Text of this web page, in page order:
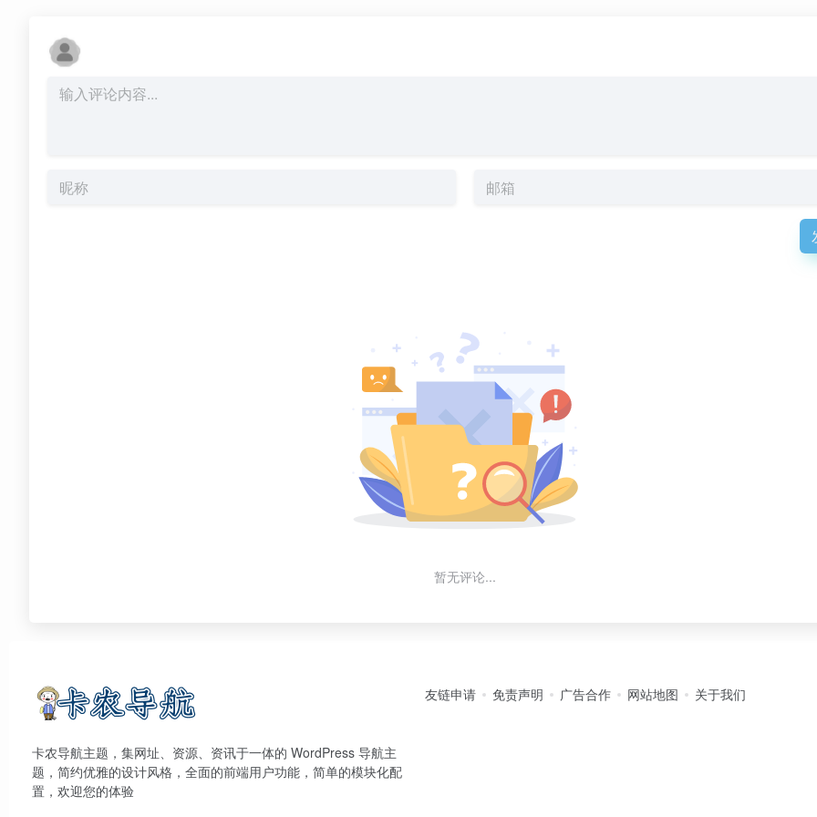
暂无评论...
卡农导航主题，集网址、资源、资讯于一体的 WordPress 导航主
题，简约优雅的设计风格，全面的前端用户功能，简单的模块化配
置，欢迎您的体验
友链申请 免责声明 广告合作 网站地图 关于我们